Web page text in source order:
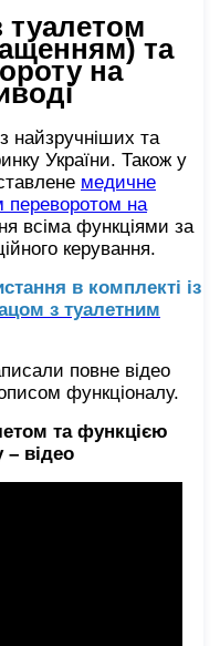
туалетом
та
на
найзручніших та
України. Також у
медичне
переворотом на
всіма функціями за
керування.
в комплекті із
з туалетним
повне відео
функціоналу.
та функцією
– відео